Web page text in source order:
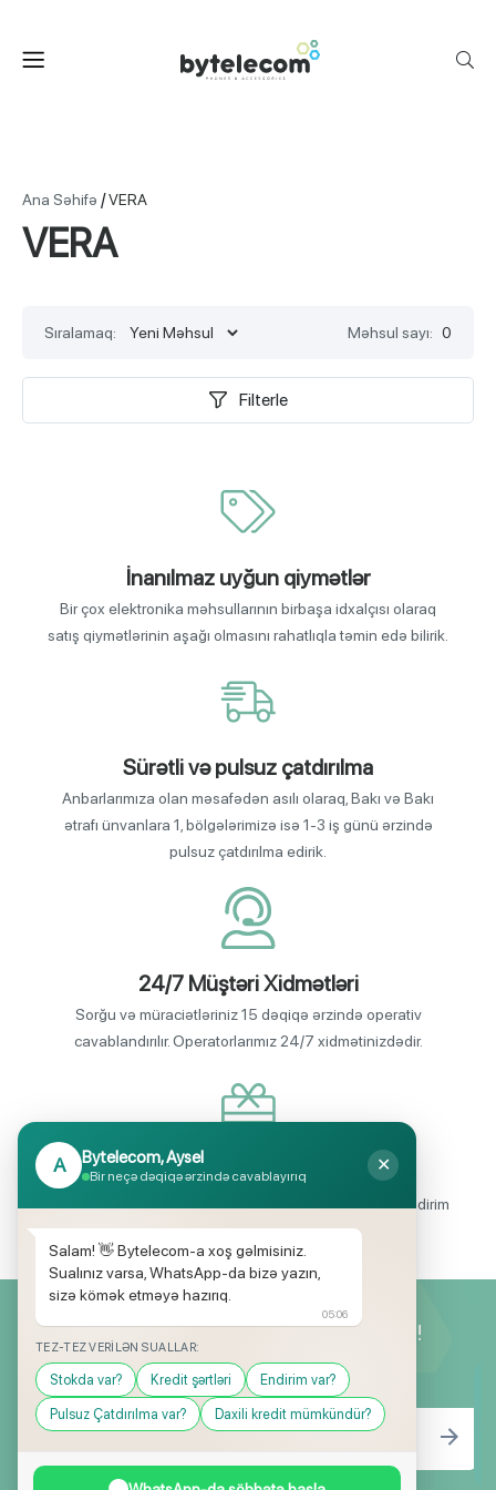
Ana Səhifə /VERA
VERA
Sıralamaq: Məhsul sayı: 0
Filterle
İnanılmaz uyğun qiymətlər
Bir çox elektronika məhsullarının birbaşa idxalçısı olaraq
satış qiymətlərinin aşağı olmasını rahatlıqla təmin edə bilirik.
Sürətli və pulsuz çatdırılma
Anbarlarımıza olan məsafədən asılı olaraq, Bakı və Bakı
ətrafı ünvanlara 1, bölgələrimizə isə 1-3 iş günü ərzində
pulsuz çatdırılma edirik.
24/7 Müştəri Xidmətləri
Sorğu və müraciətləriniz 15 dəqiqə ərzində operativ
cavablandırılır. Operatorlarımız 24/7 xidmətinizdədir.
Endirimli məhsul seçimi
Mağazalarımızda mütəmadi olaraq, yüksək məbləğli endirim
və hədiyyə kampaniyaları keçirilir.
Yeniliklərimizdən ilk siz xəbərdar olun!
A Bytelecom, Aysel
Bir neçə dəqiqə ərzində cavablayırıq
✕
Salam! 👋 Bytelecom-a xoş gəlmisiniz.
Sualınız varsa, WhatsApp-da bizə yazın,
sizə kömək etməyə hazırıq.
05:06
TEZ-TEZ VERILƏN SUALLAR:
Stokda var? Kredit şərtləri Endirim var?
Pulsuz Çatdırılma var? Daxili kredit mümkündür?